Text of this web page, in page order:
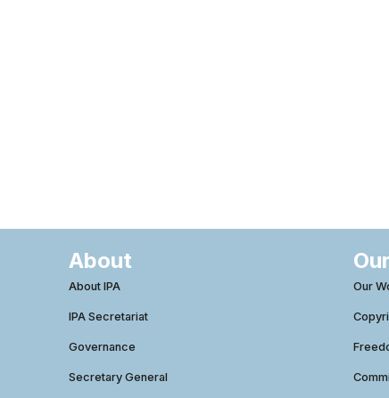
About
About IPA
IPA Secretariat
Governance
Secretary General
Our